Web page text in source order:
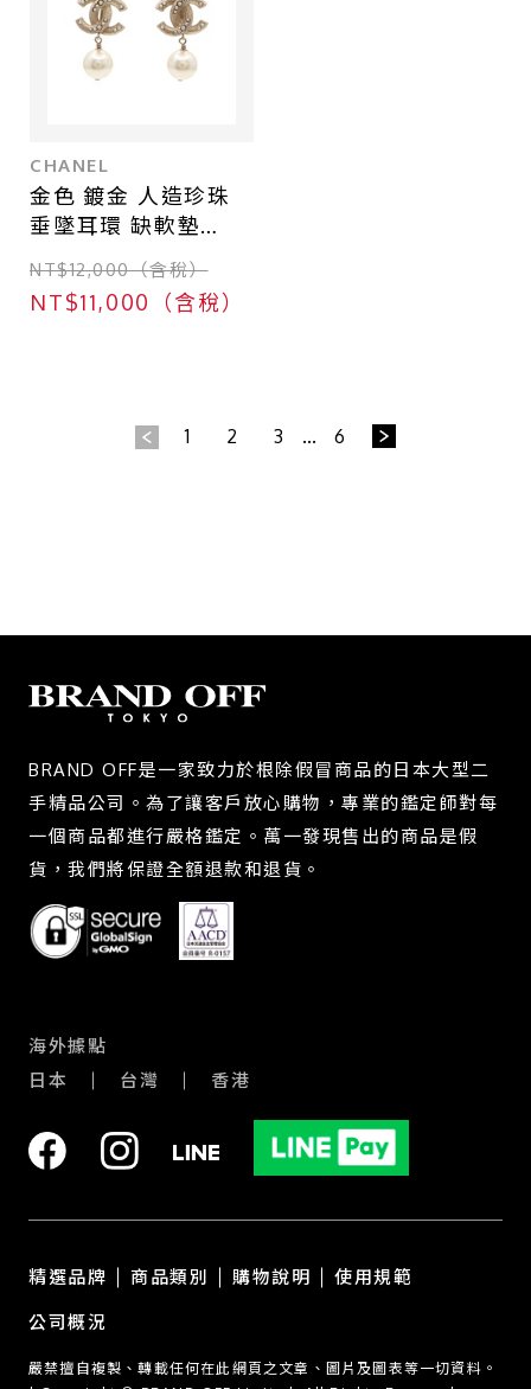
CHANEL
金色 鍍金 人造珍珠
垂墜耳環 缺軟墊
【CHANEL 香奈兒】
NT$12,000（含稅）
NT$11,000（含稅）
1 2 3 ... 6
BRAND OFF是一家致力於根除假冒商品的日本大型二
手精品公司。為了讓客戶放心購物，專業的鑑定師對每
一個商品都進行嚴格鑑定。萬一發現售出的商品是假
貨，我們將保證全額退款和退貨。
海外據點
日本
台灣 香港
精選品牌 商品類別 購物說明
使用規範
公司概況
嚴禁擅自複製、轉載任何在此網頁之文章、圖片及圖表等一切資料。